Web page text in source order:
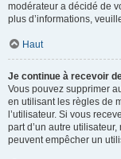
modérateur a décidé de
plus d’informations,
Haut
Je continue à recevoir
Vous pouvez supprimer
en utilisant les règles de
l’utilisateur. Si vous
part d’un autre
peuvent empêcher un